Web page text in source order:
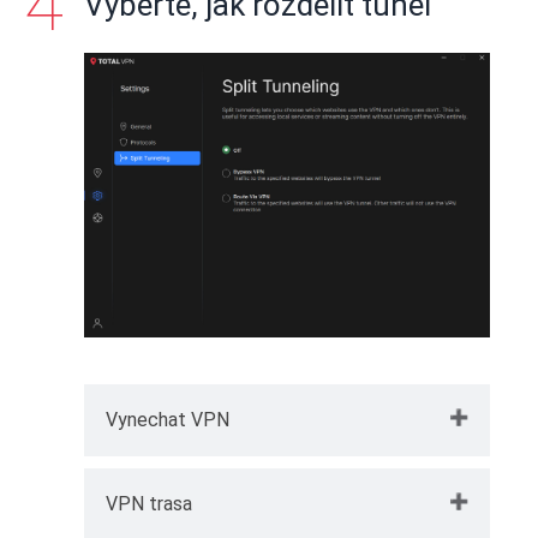
Vynechat VPN
stránky mohou obejít připojený VPN tunel:
VPN trasa